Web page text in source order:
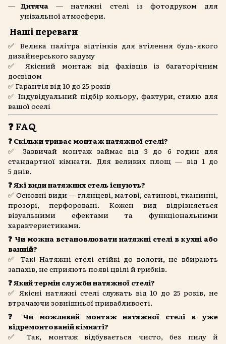
Дитяча — натяжні стелі із фотодруком для
унікальної атмосфери.
Наші переваги
✅ Велика палітра відтінків для втілення будь-якого
дизайнерського задуму
✅ Якісний монтаж від фахівців із багаторічним
досвідом
✅ Гарантія від 10 до 25 років
✅ Індувідуальний підбір кольору, фактури, стилю для
вашої оселі
❓ FAQ
❓ Скільки триває монтаж натяжної стелі?
✅ Зазвичай монтаж займає від 3 до 6 годин для
стандартної кімнати. Для великих площ — від 1 до
5 днів.
❓ Які види натяжних стель існують?
✅ Основні види — глянцеві, матові, сатинові, тканинні,
прозорі, перфоровані. Кожен вид відрізняється
візуальними ефектами та функціональними
характеристиками.
❓ Чи можна встановлювати натяжні стелі в кухні або
ванній?
✅ Так! Натяжні стелі стійкі до вологи, не вбирають
запахів, не сприяють появі цвілі й грибків.
❓ Який термін служби натяжної стелі?
✅ Якісні натяжні стелі служать від 10 до 25 років, не
втрачаючи зовнішньої привабливості.
❓ Чи можливий монтаж натяжної стелі в уже
відремонтованій кімнаті?
✅ Так, монтаж відбувається чисто, без пилу й